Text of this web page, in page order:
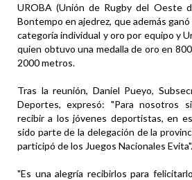
UROBA (Unión de Rugby del Oeste
Bontempo en ajedrez, que además
categoría individual y oro por equipo y
quien obtuvo una medalla de oro en
2000 metros.
Tras la reunión, Daniel Pueyo,
Deportes, expresó: "Para nosotros
recibir a los jóvenes deportistas, en
sido parte de la delegación de la
participó de los Juegos Nacionales Evita".
"Es una alegría recibirlos para